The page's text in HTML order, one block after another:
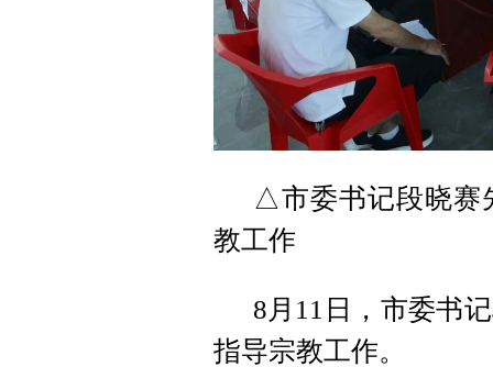
△市委书记段晓赛
教工作
8月11日，市委书
指导宗教工作。